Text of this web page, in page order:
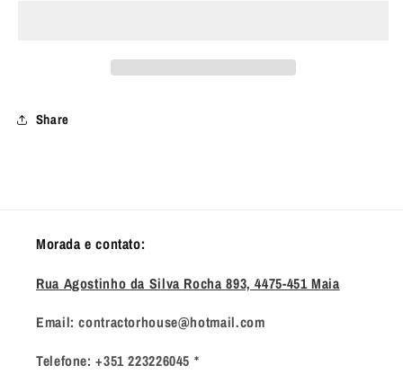
Share
Morada e contato:
Rua Agostinho da Silva Rocha 893, 4475-451 Maia
Email: contractorhouse@hotmail.com
Telefone: +351 223226045 *